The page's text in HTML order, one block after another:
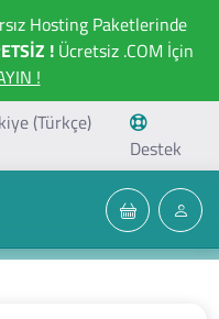
Hosting Paketlerinde
! Ücretsiz .COM İçin
!
(Türkçe)
Destek